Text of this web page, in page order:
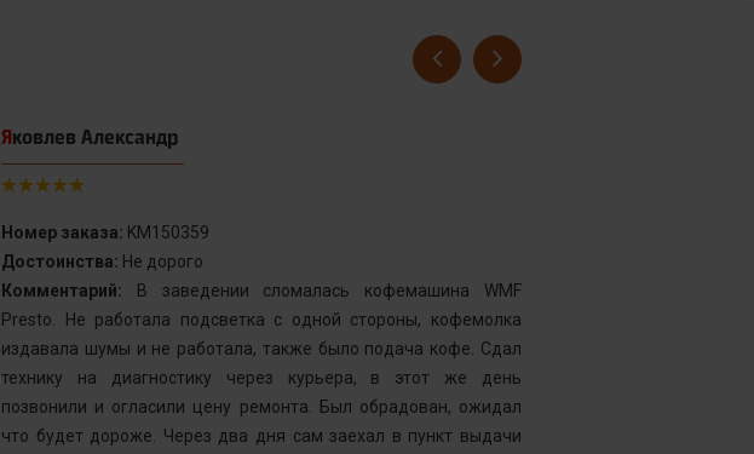
Яковлев Александр
Номер заказа: KM150359
Достоинства: Не дорого
Комментарий: В заведении сломалась кофемашина WMF
Presto. Не работала подсветка с одной стороны, кофемолка
издавала шумы и не работала, также было подача кофе. Сдал
технику на диагностику через курьера, в этот же день
позвонили и огласили цену ремонта. Был обрадован, ожидал
что будет дороже. Через два дня сам заехал в пункт выдачи